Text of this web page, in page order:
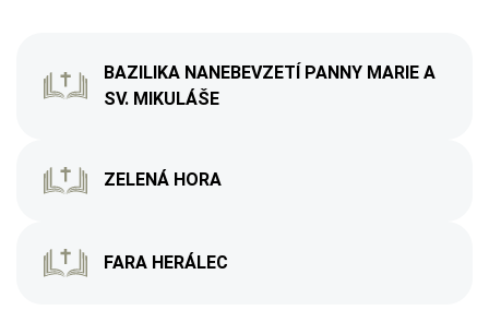
BAZILIKA NANEBEVZETÍ PANNY MARIE A
SV. MIKULÁŠE
ZELENÁ HORA
FARA HERÁLEC